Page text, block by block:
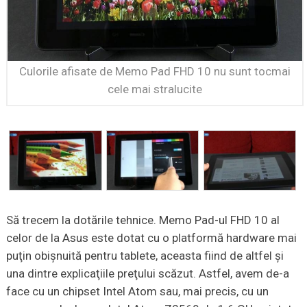
Culorile afisate de Memo Pad FHD 10 nu sunt tocmai
cele mai stralucite
Să trecem la dotările tehnice. Memo Pad-ul FHD 10 al
celor de la Asus este dotat cu o platformă hardware mai
puţin obişnuită pentru tablete, aceasta fiind de altfel şi
una dintre explicaţiile preţului scăzut. Astfel, avem de-a
face cu un chipset Intel Atom sau, mai precis, cu un